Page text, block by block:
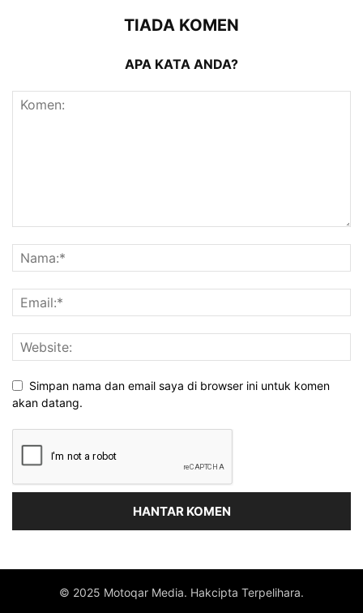
TIADA KOMEN
APA KATA ANDA?
Simpan nama dan email saya di browser ini untuk komen
akan datang.
© 2025 Motoqar Media. Hakcipta Terpelihara.